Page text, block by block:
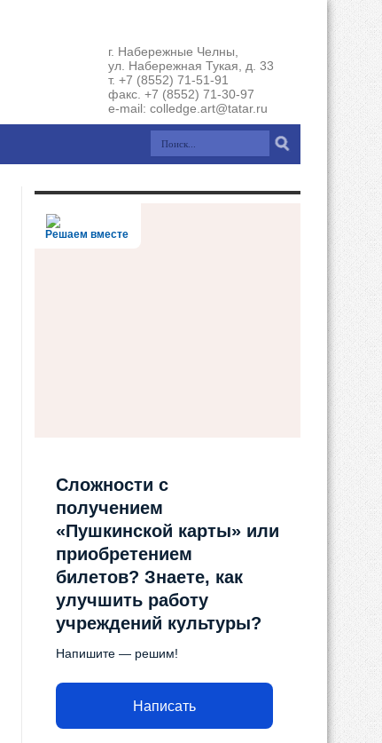
г. Набережные Челны,
ул. Набережная Тукая, д. 33
т. +7 (8552) 71-51-91
факс. +7 (8552) 71-30-97
e-mail: colledge.art@tatar.ru
Решаем вместе
Сложности с
получением
«Пушкинской карты» или
приобретением
билетов? Знаете, как
улучшить работу
учреждений культуры?
Напишите — решим!
Написать